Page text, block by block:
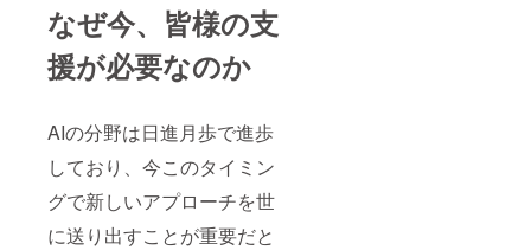
なぜ今、皆様の支
援が必要なのか
AIの分野は日進月歩で進歩
しており、今このタイミン
グで新しいアプローチを世
に送り出すことが重要だと